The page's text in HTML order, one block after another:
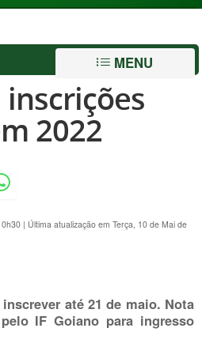
MENU
2022
| Última atualização em Terça, 10 de Mai de
até 21 de maio. Nota
IF Goiano para ingresso